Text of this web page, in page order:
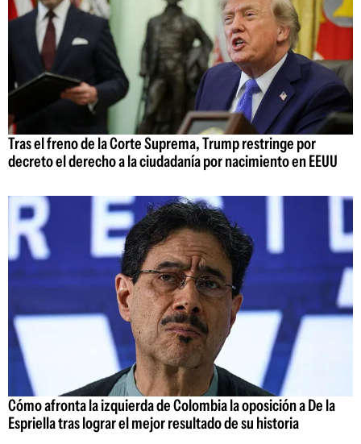
Tras el freno de la Corte Suprema, Trump restringe por
decreto el derecho a la ciudadanía por nacimiento en EEUU
Cómo afronta la izquierda de Colombia la oposición a De la
Espriella tras lograr el mejor resultado de su historia